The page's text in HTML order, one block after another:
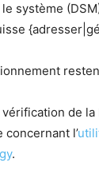
système
de la
concernant l’
.